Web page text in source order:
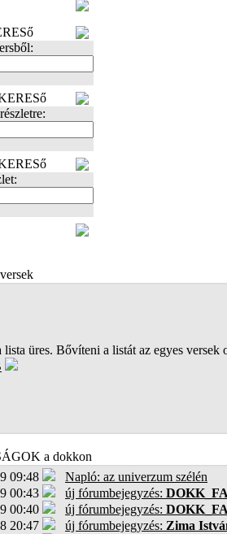
lista üres. Bővíteni a listát az egyes versek
a dokkon
09:48
Napló: az univerzum szélén
00:43
új fórumbejegyzés:
00:40
új fórumbejegyzés:
20:47
új fórumbejegyzés: Zima